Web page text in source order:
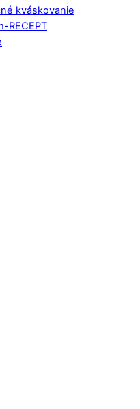
kváskovanie
RECEPT